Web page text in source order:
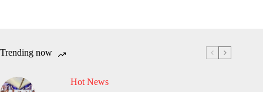
Trending now
Hot News